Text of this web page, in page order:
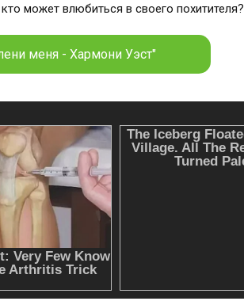
может влюбиться в своего похитителя?
меня - Хармони Уэст"